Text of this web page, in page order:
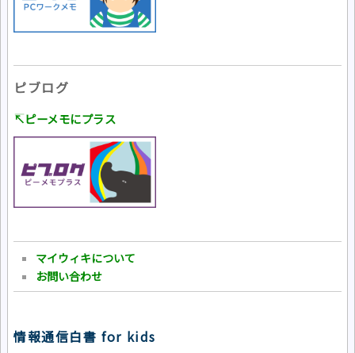
ピブログ
↸ピーメモにプラス
マイウィキについて
お問い合わせ
情報通信白書 for kids